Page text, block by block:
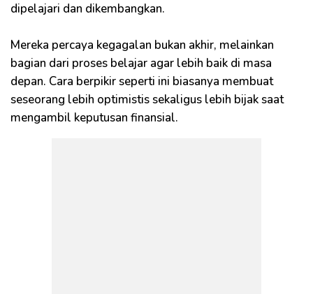
dipelajari dan dikembangkan.
Mereka percaya kegagalan bukan akhir, melainkan
bagian dari proses belajar agar lebih baik di masa
depan. Cara berpikir seperti ini biasanya membuat
seseorang lebih optimistis sekaligus lebih bijak saat
mengambil keputusan finansial.